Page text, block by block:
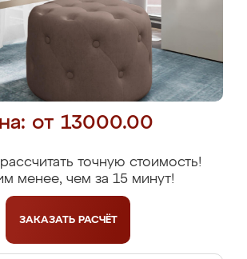
от 13000.00
точную стоимость!
менее, чем за 15 минут!
ЗАКАЗАТЬ РАСЧЁТ